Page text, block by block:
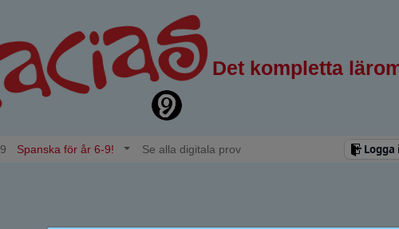
Det kompletta
9 Spanska för år 6-9! Se alla digitala prov Logga